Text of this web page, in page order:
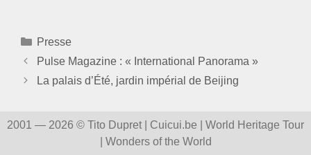
Catégories
Presse
Pulse Magazine : « International Panorama »
La palais d’Été, jardin impérial de Beijing
2001 — 2026 © Tito Dupret | Cuicui.be | World Heritage Tour
| Wonders of the World